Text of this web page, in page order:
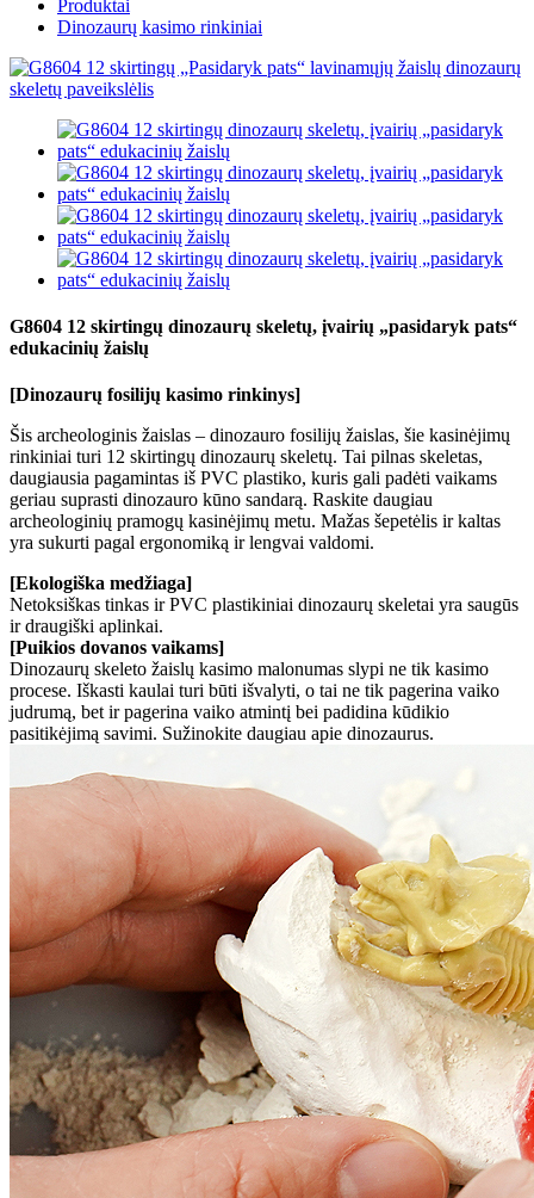
Produktai
Dinozaurų kasimo rinkiniai
G8604 12 skirtingų dinozaurų skeletų, įvairių „pasidaryk pats“
edukacinių žaislų
[Dinozaurų fosilijų kasimo rinkinys]
Šis archeologinis žaislas – dinozauro fosilijų žaislas, šie kasinėjimų
rinkiniai turi 12 skirtingų dinozaurų skeletų. Tai pilnas skeletas,
daugiausia pagamintas iš PVC plastiko, kuris gali padėti vaikams
geriau suprasti dinozauro kūno sandarą. Raskite daugiau
archeologinių pramogų kasinėjimų metu. Mažas šepetėlis ir kaltas
yra sukurti pagal ergonomiką ir lengvai valdomi.
[Ekologiška medžiaga]
Netoksiškas tinkas ir PVC plastikiniai dinozaurų skeletai yra saugūs
ir draugiški aplinkai.
[Puikios dovanos vaikams]
Dinozaurų skeleto žaislų kasimo malonumas slypi ne tik kasimo
procese. Iškasti kaulai turi būti išvalyti, o tai ne tik pagerina vaiko
judrumą, bet ir pagerina vaiko atmintį bei padidina kūdikio
pasitikėjimą savimi. Sužinokite daugiau apie dinozaurus.